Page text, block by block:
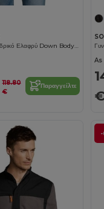
Wilson Bw Ανδρικό Ελαφρύ Down Bodywarmer
118.80
€
Παραγγείλτε
As